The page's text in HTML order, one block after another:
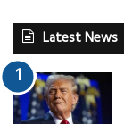
Latest News